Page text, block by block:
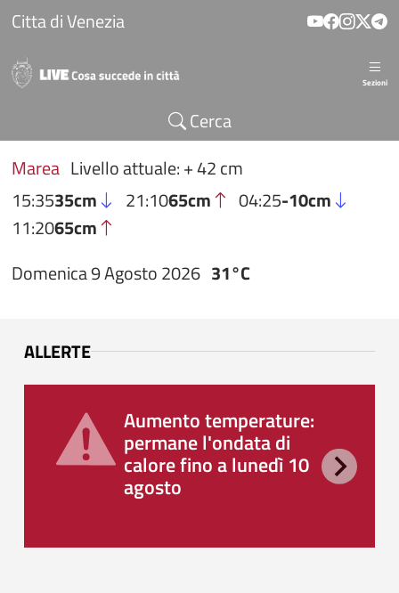
Salta al contenuto principale
Citta di Venezia
Sezioni
Cerca
Marea Livello attuale: + 42 cm
15:3535cm 21:1065cm 04:25-10cm
11:2065cm
Domenica 9 Agosto 2026 31°C
ALLERTE
Aumento temperature:
permane l'ondata di
calore fino a lunedì 10
agosto